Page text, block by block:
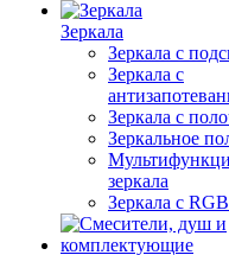
Зеркала
Зеркала с
Зеркала с
Зеркала с
Зеркальное
зеркала
Зеркала c